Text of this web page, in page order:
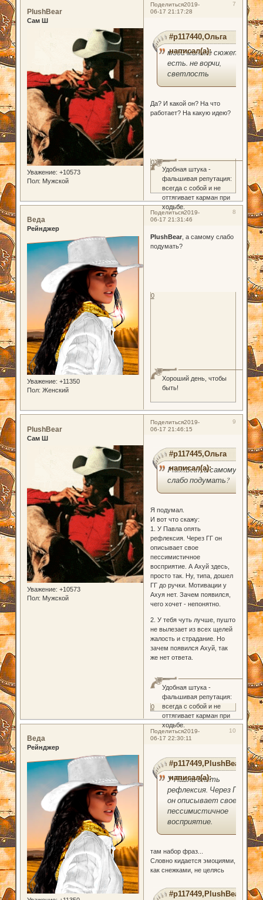
Поделиться 7
2019-
06-17 21:17:28
PlushBear
Сам Ш
Уважение: +10573
Пол: Мужской
#p117440,Ольга
написал(а):
моей миньке сюжет
есть. не ворчи,
светлость
Да? И какой он? На что
работает? На какую идею?
Удобная штука -
фальшивая репутация:
всегда с собой и не
оттягивает карман при
ходьбе.
0
Поделиться 8
2019-
06-17 21:31:46
Веда
Рейнджер
Уважение: +11350
Пол: Женский
PlushBear, а самому слабо
подумать?
Хороший день, чтобы
быть!
0
Поделиться 9
2019-
06-17 21:46:15
PlushBear
Сам Ш
Уважение: +10573
Пол: Мужской
#p117445,Ольга
написал(а):
PlushBear, а самому
слабо подумать?
Я подумал.
И вот что скажу:
1. У Павла опять
рефлексия. Через ГГ он
описывает свое
пессимистичное
восприятие. А Ахуй здесь,
просто так. Ну, типа, дошел
ГГ до ручки. Мотивации у
Ахуя нет. Зачем появился,
чего хочет - непонятно.
2. У тебя чуть лучше, пушто
не вылезает из всех щелей
жалость и страдание. Но
зачем появился Ахуй, так
же нет ответа.
Удобная штука -
фальшивая репутация:
всегда с собой и не
оттягивает карман при
ходьбе.
0
Поделиться 10
2019-
06-17 22:30:11
Веда
Рейнджер
#p117449,PlushBear
написал(а):
У Павла опять
рефлексия. Через ГГ
он описывает свое
пессимистичное
восприятие.
там набор фраз...
Словно кидается эмоциями,
как снежками, не целясь
#p117449,PlushBear